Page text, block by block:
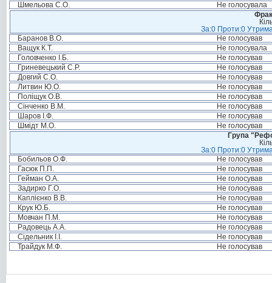
Шмельова С.О.
Не голосувала
За:0 Проти:0
Баранов В.О.
Не голосував
Ващук К.Т.
Не голосувала
Головченко І.Б.
Не голосував
Гриневецький С.Р.
Не голосував
Довгий С.О.
Не голосував
Литвин Ю.О.
Не голосував
Поліщук О.В.
Не голосував
Сінченко В.М.
Не голосував
Шаров І.Ф.
Не голосував
Шмідт М.О.
Не голосував
Група
За:0 Проти:0
Бобильов О.Ф.
Не голосував
Гасюк П.П.
Не голосував
Гейман О.А.
Не голосував
Задирко Г.О.
Не голосував
Каплієнко В.В.
Не голосував
Крук Ю.Б.
Не голосував
Мовчан П.М.
Не голосував
Радовець А.А.
Не голосував
Сідельник І.І.
Не голосував
Трайдук М.Ф.
Не голосував